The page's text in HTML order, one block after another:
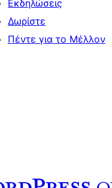
Εκδηλώσεις
Δωρίστε
Πέντε για το Μέλλον